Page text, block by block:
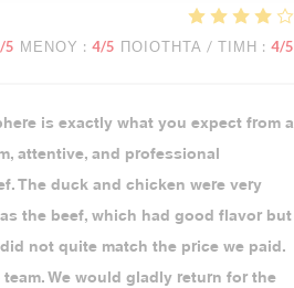
/5 ΜΕΝΟΎ : 4/5 ΠΟΙΌΤΗΤΑ / ΤΙΜΉ : 4/5
is exactly what you expect from a
attentive, and professional
The duck and chicken were very
the beef, which had good flavor but
not quite match the price we paid.
We would gladly return for the